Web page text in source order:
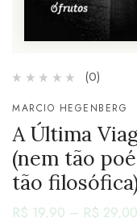
(0)
MARCIO HEGENBERG
A Última
(nem tão
tão
R$ 19,90 – R$ 29,00